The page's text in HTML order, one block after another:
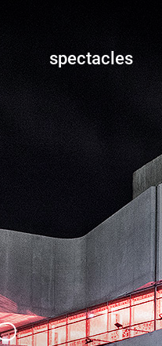
spectacles